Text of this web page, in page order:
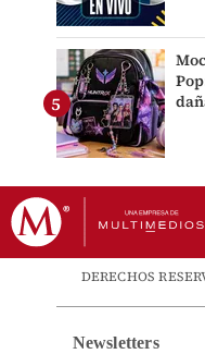
DERECHOS
Newsletters